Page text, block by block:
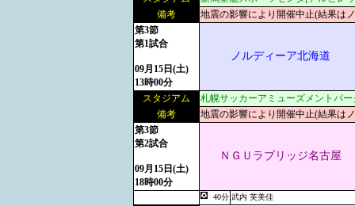
備考
地震の影響により開催中止(結果は
第3節
第1試合
09月15日(土)
13時00分
ノルディーア北海道
スタジアム
札幌サッカーアミューズメントパー
備考
地震の影響により開催中止(結果は
第3節
第2試合
09月15日(土)
18時00分
ＮＧＵラブリッジ名古屋
40分 武内 芙美佳